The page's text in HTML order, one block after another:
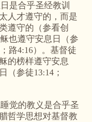
是合乎圣经教训
人才遵守的，而是
遵守的（参看创
也遵守安息日（参
路4:16）。基督徒
的榜样遵守安息
（参徒13:14；
觉的教义是合乎圣
哲学思想对基督教